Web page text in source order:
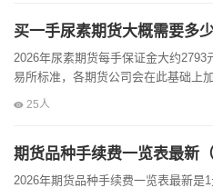
买一手尿素期货大概需要多
2026年尿素期货每手保证金大约
易所标准，各期货公司会在此基础上
25人
期货品种手续费一览表最新（
2026年期货品种手续费一览表最新是